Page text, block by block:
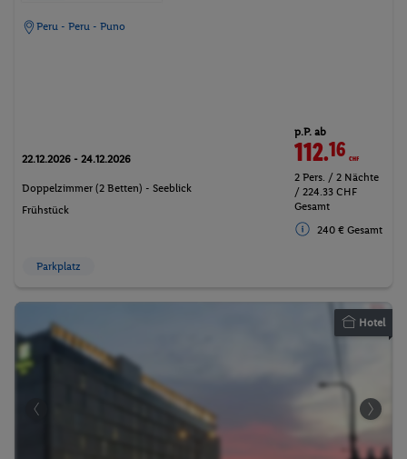
Peru - Peru - Puno
22.12.2026 - 24.12.2026
Doppelzimmer (2 Betten) - Seeblick
Frühstück
p.P. ab
112.16CHF
2 Pers. / 2 Nächte
/ 224.33 CHF
Gesamt
240 € Gesamt
Parkplatz
Hotel